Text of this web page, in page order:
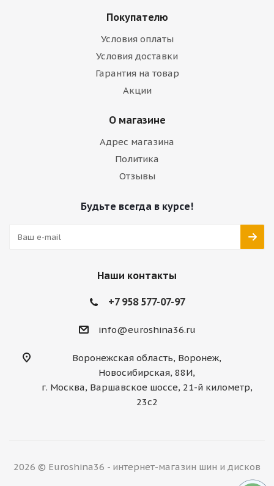
Покупателю
Условия оплаты
Условия доставки
Гарантия на товар
Акции
О магазине
Адрес магазина
Политика
Отзывы
Будьте всегда в курсе!
Наши контакты
+7 958 577-07-97
info@euroshina36.ru
Воронежская область, Воронеж,
Новосибирская, 88И,
г. Москва, Варшавское шоссе, 21-й километр,
23с2
2026 © Euroshina36 - интернет-магазин шин и дисков